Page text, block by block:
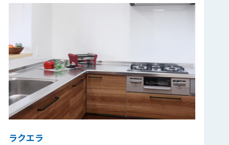
ラクエラ